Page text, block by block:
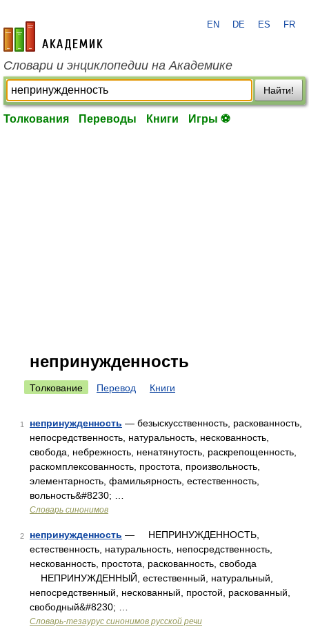
academic.ru
EN DE ES FR
Словари и энциклопедии на Академике
Найти!
Толкования Переводы Книги Игры ⚽
непринужденность
Толкование Перевод Книги
1 непринужденность — безыскусственность, раскованность,
непосредственность, натуральность, нескованность,
свобода, небрежность, ненатянутость, раскрепощенность,
раскомплексованность, простота, произвольность,
элементарность, фамильярность, естественность,
вольность&#8230; …
Словарь синонимов
2 непринужденность — НЕПРИНУЖДЕННОСТЬ,
естественность, натуральность, непосредственность,
нескованность, простота, раскованность, свобода
НЕПРИНУЖДЕННЫЙ, естественный, натуральный,
непосредственный, нескованный, простой, раскованный,
свободный&#8230; …
Словарь-тезаурус синонимов русской речи